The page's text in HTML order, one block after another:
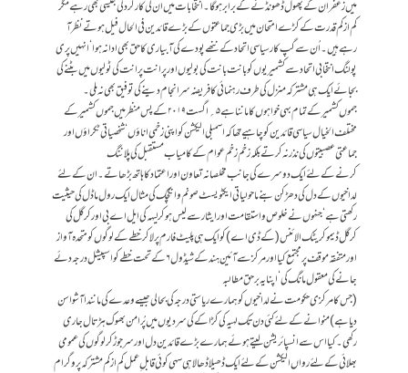
میں زعفران کے پھول ڈھونڈنے کے برابرہوگا۔ انتخابات میں ان کی کارکردگی جیسی بھی رہے مگر
کم ازکم قدرت کے کڑے امتحان میں بڑی جماعتوں کے بڑے قائدین فی الحال فیل ہوتے نظرآ
رہے ہیں ۔ اُن سے گپ کار سیاسی اتحاد کے ننھے پودے کی آبیاری کا حق بھی ادا نہ ہوا‘ انہیں پری
پولنگ انتخابی اتحادسے کشمیریوں کو بانت بانت کی بولیوں اور پرانت پرانت کی ٹولیوں میں بٹنے کی
بجائے ایک ہی مشترکہ منزل کی طرف رہنمائی کا فریضہ سر انجام دینے کی توفیق بھی نہ ملی۔
جموں کشمیر کے تمام بہی خواہوں کا ماننا ہے ۵؍ اگست ۲۰۱۹ کے پس منظر میں جموں کشمیر کے
مختلف ا لخیال سیاسی قائدین کو چاہیے تھا کہ اسمبلی الیکشن کواپنی زخمی ا نا ؤں ‘ شخصیاتی ٹکراؤں اور
جماعتی عصبیتوں کی نذر نہ کرتے بلکہ زخم زخم عوام کے کامیاب مستقبل کی پلاننگ
کر نے کے لئے ایک دوسرے کی جانب مخلصانہ تعاون ا وراعتماد کا ہاتھ بڑھاتے۔ ان کے لئے
لداخیوں کے دل کی دھڑکن بنے ماحولیاتی ایکٹویسٹ صونم وانگچک کی مثال ایک رول ماڈل کی حیثیت
رکھتی ہے‘ جنہوں نے خلوص واستقامت اور ایثارسے لیس ہوکر لیہہ کی ایل اے بی اور کرگل کی
کرگل ڈیموکریٹک الائنس( کے ڈی اے) کو ایک ہی پلیٹ فارم پر لاکر خطے کے لوگوں کو متحدہ آواز
اور متفقہ موقف پر مجتمع کیا اور مرکز سے آئین ہند کے شیڈول ۶ کے تحت خطے کو اسپیشل درجہ دئے
جانے کی معقول مانگ کی ‘ اپنا یہ برحق مطالبہ
( جس کا مرکزی حکومت نے لداخیوں کو ہمارے ریاستی درجہ کی بحالی جیسے وعدے کی مانند ا آشواسن
دیا ہے ) منوانے کے لئے کئی دن تک لہیہ کی کڑاکے کی سردیوں میں پُر امن بھوک ہڑتال جاری
رکھی۔ کیا اس سے انسپائریشن لیتے ہوئے ہمارے بڑے قائدین دل اور سر جوڑ کر لوگوں کی عمومی
بھلائی کے لئے رواں الیکشن کے لئے ایک ڈھیلا ڈھالا ہی سہی کوئی قابل ِ عمل کم ازکم مشترکہ پروگرام